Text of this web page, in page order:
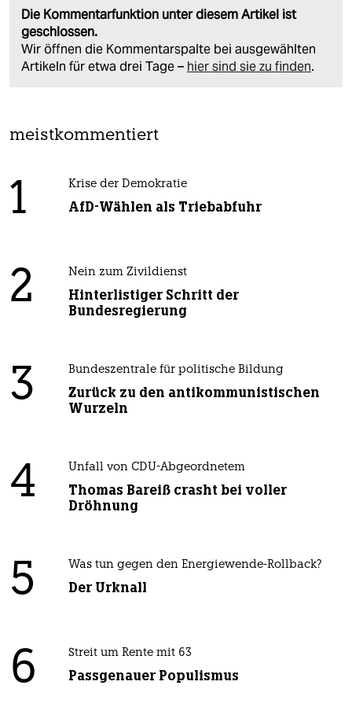
Die Kommentarfunktion unter diesem Artikel ist
geschlossen.
Wir öffnen die Kommentarspalte bei ausgewählten
Artikeln für etwa drei Tage – hier sind sie zu finden.
meistkommentiert
1 Krise der Demokratie
AfD-Wählen als Triebabfuhr
2 Nein zum Zivildienst
Hinterlistiger Schritt der
Bundesregierung
3 Bundeszentrale für politische Bildung
Zurück zu den antikommunistischen
Wurzeln
4 Unfall von CDU-Abgeordnetem
Thomas Bareiß crasht bei voller
Dröhnung
5 Was tun gegen den Energiewende-Rollback?
Der Urknall
6 Streit um Rente mit 63
Passgenauer Populismus